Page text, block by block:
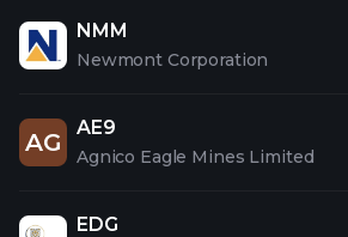
NMM
Newmont Corporation
AG
AE9
Agnico Eagle Mines Limited
EDG